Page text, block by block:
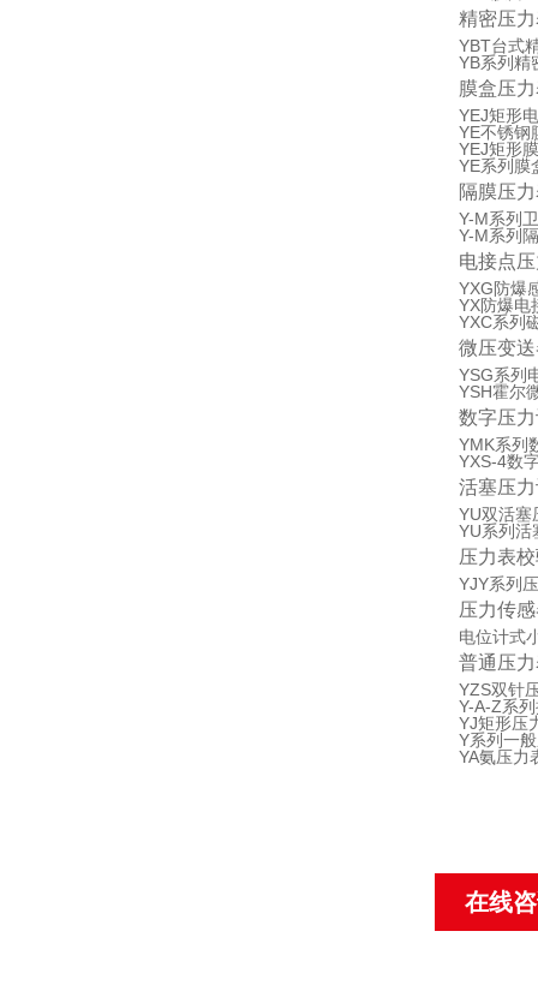
精密压
YBT台式
YB系列精
膜盒压
YEJ矩形
YE不锈钢
YEJ矩形
YE系列膜
隔膜压
Y-M系列
Y-M系列
电接点
YXG防爆
YX防爆电
YXC系列
微压变
YSG系列
YSH霍尔
数字压
YMK系列
YXS-4数
活塞压
YU双活塞
YU系列活
压力表
YJY系列
压力传
电位计式
普通压
YZS双针
Y-A-Z系
YJ矩形压
Y系列一
YA氨压力
在线